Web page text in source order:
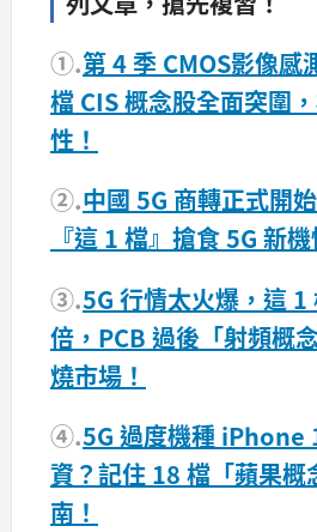
①.第 4 季 CMOS影像感
檔 CIS 概念股全面突圍
性！
②.中國 5G 商轉正式開
『這 1 檔』搶食 5G 新
③.5G 行情太火爆，這
倍，PCB 過後「射頻概
燒市場！
④.5G 過度機種 iPhone
資？記住 18 檔「蘋果概
南！